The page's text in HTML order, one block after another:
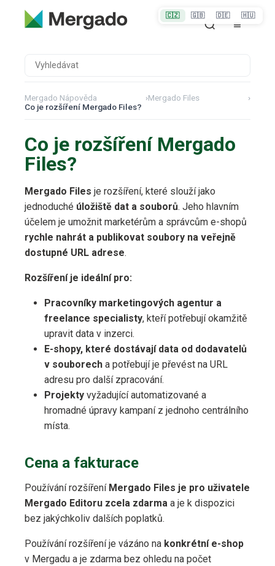
Mergado Nápověda ›Mergado Files
›
Co je rozšíření Mergado Files?
Co je rozšíření Mergado
Files?
Mergado Files je rozšíření, které slouží jako
jednoduché úložiště dat a souborů. Jeho hlavním
účelem je umožnit marketérům a správcům e-shopů
rychle nahrát a publikovat soubory na veřejně
dostupné URL adrese.
Rozšíření je ideální pro:
Pracovníky marketingových agentur a
freelance specialisty, kteří potřebují okamžitě
upravit data v inzerci.
E-shopy, které dostávají data od dodavatelů
v souborech a potřebují je převést na URL
adresu pro další zpracování.
Projekty vyžadující automatizované a
hromadné úpravy kampaní z jednoho centrálního
místa.
Cena a fakturace
Používání rozšíření Mergado Files je pro uživatele
Mergado Editoru zcela zdarma a je k dispozici
bez jakýchkoliv dalších poplatků.
Používání rozšíření je vázáno na konkrétní e-shop
v Mergadu a je zdarma bez ohledu na počet
🇨🇿 🇬🇧 🇩🇪 🇭🇺